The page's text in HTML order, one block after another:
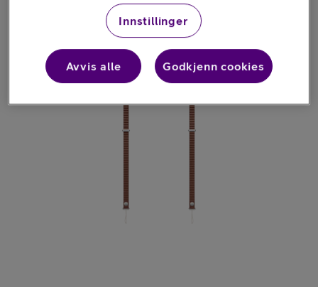
Innstillinger
Avvis alle Godkjenn cookies